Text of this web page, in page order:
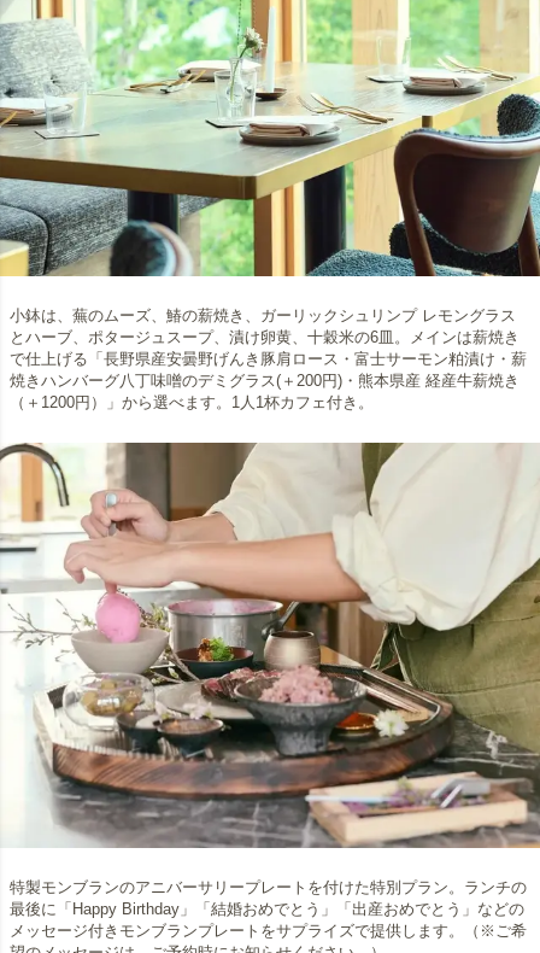
小鉢は、蕪のムーズ、鰆の薪焼き、ガーリックシュリンプ レモングラス
とハーブ、ポタージュスープ、漬け卵黄、十穀米の6皿。メインは薪焼き
で仕上げる「長野県産安曇野げんき豚肩ロース・富士サーモン粕漬け・薪
焼きハンバーグ八丁味噌のデミグラス(＋200円)・熊本県産 経産牛薪焼き
（＋1200円）」から選べます。1人1杯カフェ付き。
特製モンブランのアニバーサリープレートを付けた特別プラン。ランチの
最後に「Happy Birthday」「結婚おめでとう」「出産おめでとう」などの
メッセージ付きモンブランプレートをサプライズで提供します。（※ご希